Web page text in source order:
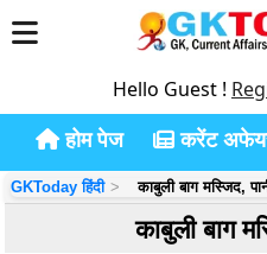
Hello Guest !
होम पेज करेंट
GKToday हिंदी काबुली बाग मस्जिद,
काबुली बाग